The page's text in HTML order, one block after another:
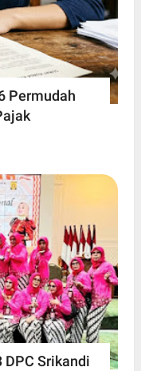
Permudah
DPC Srikandi